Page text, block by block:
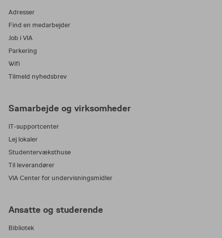
Adresser
Find en medarbejder
Job i VIA
Parkering
Wifi
Tilmeld nyhedsbrev
Samarbejde og virksomheder
IT-supportcenter
Lej lokaler
Studentervæksthuse
Til leverandører
VIA Center for undervisningsmidler
Ansatte og studerende
Bibliotek